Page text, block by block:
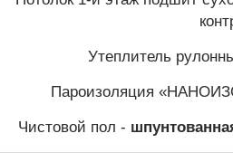
Утеплитель
Пароизоляция
Чистовой пол -